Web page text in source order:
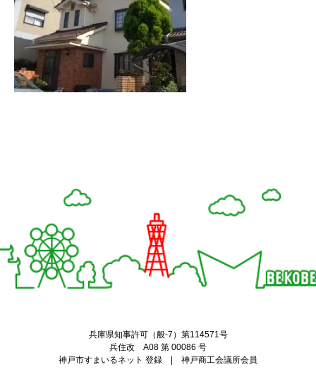
兵庫県知事許可（般-7）第114571号
兵住改 A08 第 00086 号
神戸市すまいるネット 登録 | 神戸商工会議所会員